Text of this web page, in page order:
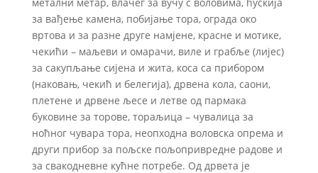
за вађење камена, побијање тора, ограда око
вртова и за разне друге намјене, красне и мотике,
чекићи – маљеви и омарачи, виле и грабље (лијес)
за сакупљање сијена и жита, коса са прибором
(наковањ, чекић и белегија), дрвена кола, саони,
плетене и дрвене љесе и летве од пармака
буковине за торове, тораљица – чувалица за
ноћног чувара тора, неопходна воловска опрема и
други прибор за пољске пољопривредне радове и
за свакодневне кућне потребе. Од дрвета је